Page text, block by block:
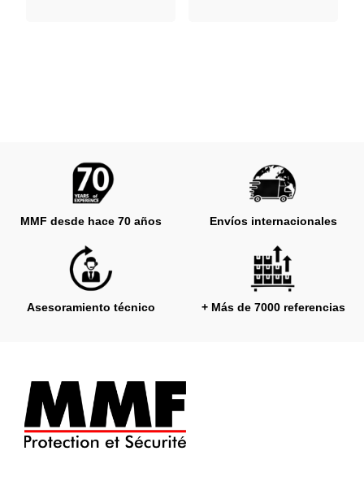
MMF desde hace 70 años Envíos internacionales
Asesoramiento técnico + Más de 7000 referencias